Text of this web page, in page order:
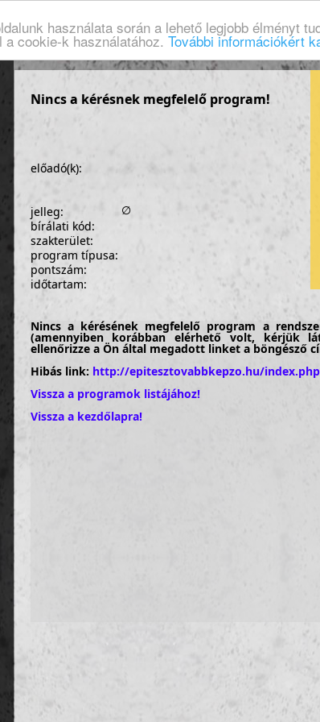
használata során a lehető legjobb élményt
cookie-k használatához. További információkért
Nincs a kérésnek megfelelő program!
előadó(k):
jelleg:
∅
bírálati kód:
szakterület:
program típusa:
pontszám:
időtartam:
Nincs a kérésének megfelelő program a
(amennyiben korábban elérhető volt, kérjük
ellenőrizze a Ön által megadott linket a böngésző
Hibás link: http://epitesztovabbkepzo.hu/
Vissza a programok listájához!
Vissza a kezdőlapra!